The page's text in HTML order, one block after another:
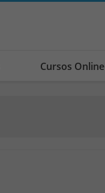
Cursos Online